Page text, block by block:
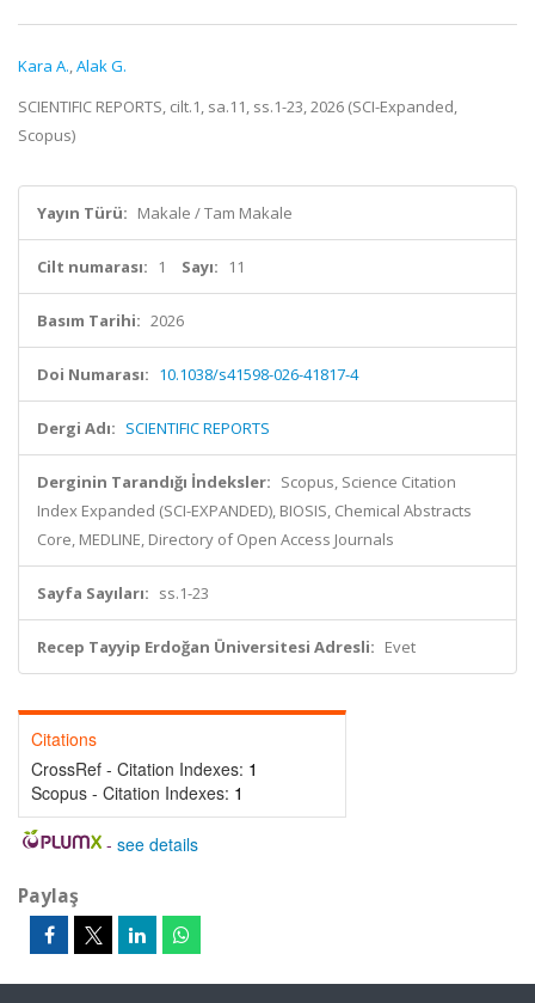
Kara A.,Alak G.
SCIENTIFIC REPORTS, cilt.1, sa.11, ss.1-23, 2026 (SCI-Expanded,
Scopus)
Yayın Türü: Makale / Tam Makale
Cilt numarası: 1 Sayı: 11
Basım Tarihi: 2026
Doi Numarası: 10.1038/s41598-026-41817-4
Dergi Adı: SCIENTIFIC REPORTS
Derginin Tarandığı İndeksler: Scopus, Science Citation
Index Expanded (SCI-EXPANDED), BIOSIS, Chemical Abstracts
Core, MEDLINE, Directory of Open Access Journals
Sayfa Sayıları: ss.1-23
Recep Tayyip Erdoğan Üniversitesi Adresli: Evet
Citations
CrossRef - Citation Indexes: 1
Scopus - Citation Indexes: 1
- see details
Paylaş